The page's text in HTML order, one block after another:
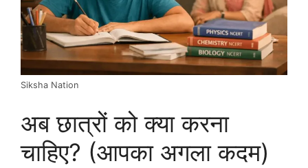
Siksha Nation
अब छात्रों को क्या करना
चाहिए? (आपका अगला कदम)